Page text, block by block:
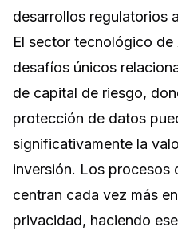
desarrollos regulatorios
El sector tecnológico
desafíos únicos
de capital de riesgo,
protección de datos
significativamente la
inversión. Los procesos
centran cada vez más
privacidad, haciendo